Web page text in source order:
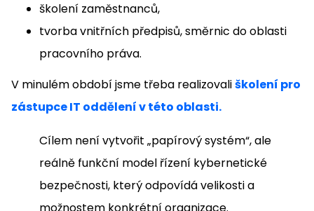
školení zaměstnanců,
tvorba vnitřních předpisů, směrnic do oblasti
pracovního práva.
V minulém období jsme třeba realizovališkolení pro
zástupce IT oddělení v této oblasti.
Cílem není vytvořit „papírový systém“, ale
reálně funkční model řízení kybernetické
bezpečnosti, který odpovídá velikosti a